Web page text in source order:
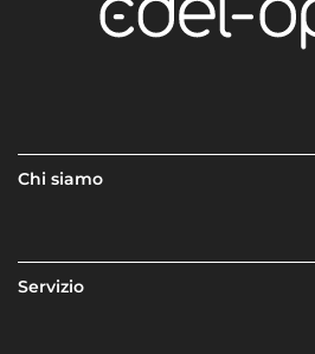
Chi siamo
Servizio